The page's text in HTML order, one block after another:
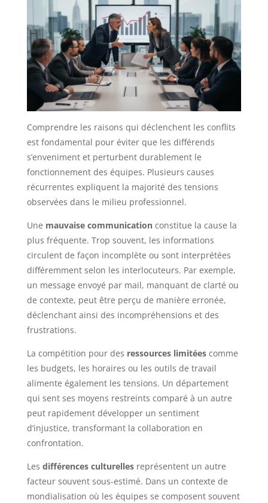
Comprendre les raisons qui déclenchent les conflits
est fondamental pour éviter que les différends
s’enveniment et perturbent durablement le
fonctionnement des équipes. Plusieurs causes
récurrentes expliquent la majorité des tensions
observées dans le milieu professionnel.
Une mauvaise communicationconstitue la cause la
plus fréquente. Trop souvent, les informations
circulent de façon incomplète ou sont interprétées
différemment selon les interlocuteurs. Par exemple,
un message envoyé par mail, manquant de clarté ou
de contexte, peut être perçu de manière erronée,
déclenchant ainsi des incompréhensions et des
frustrations.
La compétition pour des ressources limitéescomme
les budgets, les horaires ou les outils de travail
alimente également les tensions. Un département
qui sent ses moyens restreints comparé à un autre
peut rapidement développer un sentiment
d’injustice, transformant la collaboration en
confrontation.
Les différences culturellesreprésentent un autre
facteur souvent sous-estimé. Dans un contexte de
mondialisation où les équipes se composent souvent